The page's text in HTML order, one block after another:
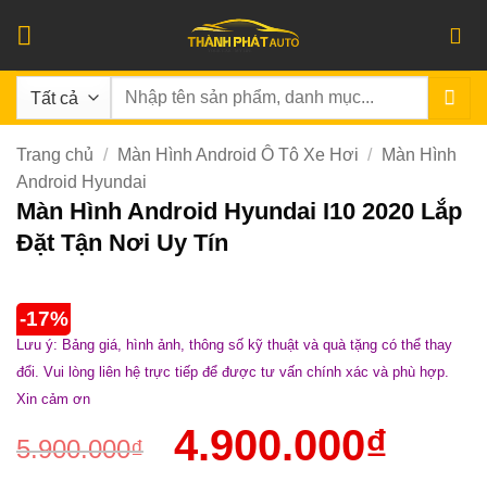
qua
nội
dung
Tìm
Trang chủ / Màn Hình Android Ô Tô Xe Hơi /
Màn Hình
Android Hyundai
Màn Hình Android Hyundai I10 2020 Lắp
Đặt Tận Nơi Uy Tín
-17%
Lưu ý: Bảng giá, hình ảnh, thông số kỹ thuật và quà tặng có thể thay
đổi. Vui lòng liên hệ trực tiếp để được tư vấn chính xác và phù hợp.
Xin cảm ơn
5.900.000₫ 4.900.000₫